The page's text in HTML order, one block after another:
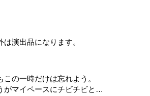
演出品になります。
の一時だけは忘れよう。
がマイペースにチビチビと…